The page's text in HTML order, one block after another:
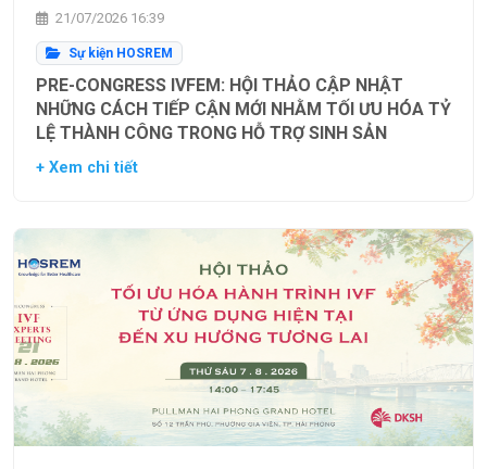
21/07/2026 16:39
Sự kiện HOSREM
PRE-CONGRESS IVFEM: HỘI THẢO CẬP NHẬT
NHỮNG CÁCH TIẾP CẬN MỚI NHẰM TỐI ƯU HÓA TỶ
LỆ THÀNH CÔNG TRONG HỖ TRỢ SINH SẢN
+ Xem chi tiết